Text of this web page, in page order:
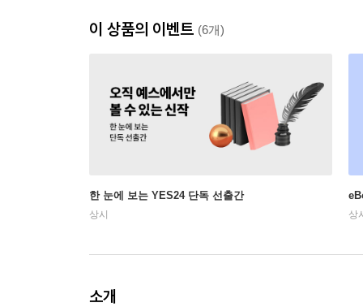
이 상품의 이벤트 (6개)
한 눈에 보는 YES24 단독 선출간
상시 상
소개